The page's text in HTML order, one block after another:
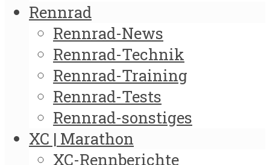
Rennrad
Rennrad-News
Rennrad-Technik
Rennrad-Training
Rennrad-Tests
Rennrad-sonstiges
XC | Marathon
XC-Rennberichte